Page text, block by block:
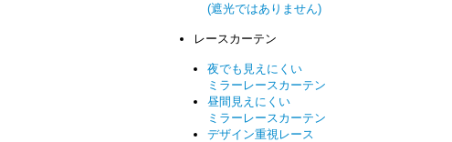
(遮光ではありません)
レースカーテン
夜でも見えにくい
ミラーレースカーテン
昼間見えにくい
ミラーレースカーテン
デザイン重視レース